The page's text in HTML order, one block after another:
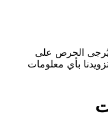
أقل من 18 عامًا، يُرجى الحرص على
بأي معلومات